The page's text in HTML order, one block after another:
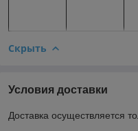
Скрыть
Условия доставки
Доставка осуществляется